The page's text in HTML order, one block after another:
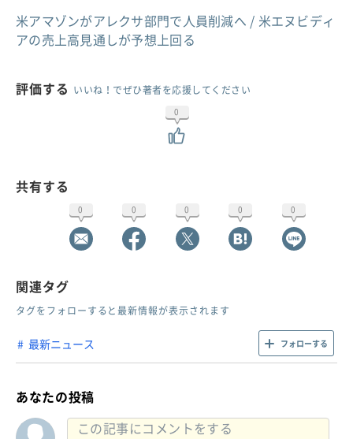
米アマゾンがアレクサ部門で人員削減へ / 米エヌビディ
アの売上高見通しが予想上回る
評価する いいね！でぜひ著者を応援してください
0
共有する
0 0 0 0 0
関連タグ
タグをフォローすると最新情報が表示されます
最新ニュース フォローする
あなたの投稿